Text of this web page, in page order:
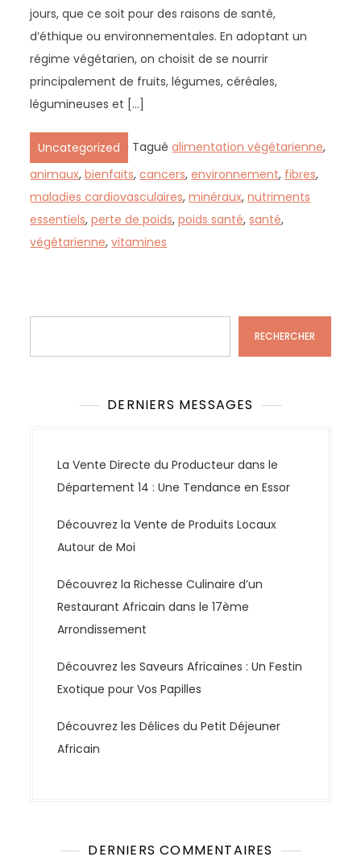
jours, que ce soit pour des raisons de santé,
d’éthique ou environnementales. En adoptant un
régime végétarien, on choisit de se nourrir
principalement de fruits, légumes, céréales,
légumineuses et […]
Uncategorized Taguéalimentation végétarienne,
animaux,bienfaits,cancers,environnement, fibres,
maladies cardiovasculaires,minéraux,nutriments
essentiels,perte de poids,poids santé,santé,
végétarienne,vitamines
RECHERCHER
DERNIERS MESSAGES
La Vente Directe du Producteur dans le
Département 14 : Une Tendance en Essor
Découvrez la Vente de Produits Locaux
Autour de Moi
Découvrez la Richesse Culinaire d’un
Restaurant Africain dans le 17ème
Arrondissement
Découvrez les Saveurs Africaines : Un Festin
Exotique pour Vos Papilles
Découvrez les Délices du Petit Déjeuner
Africain
DERNIERS COMMENTAIRES